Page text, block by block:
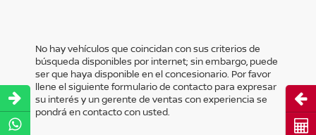
No hay vehículos que coincidan con sus criterios de
búsqueda disponibles por internet; sin embargo, puede
ser que haya disponible en el concesionario. Por favor
llene el siguiente formulario de contacto para expresar
su interés y un gerente de ventas con experiencia se
pondrá en contacto con usted.